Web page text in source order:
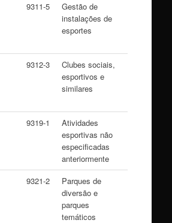
9311-5
Gestão de
instalações de
esportes
9312-3
Clubes sociais,
esportivos e
similares
9319-1
Atividades
esportivas não
especificadas
anteriormente
9321-2
Parques de
diversão e
parques
temáticos